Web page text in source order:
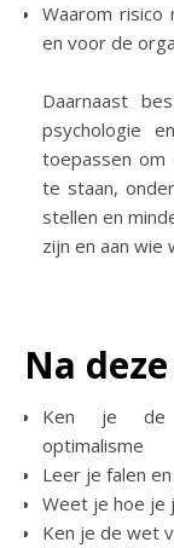
Waarom
en voor de
Daarnaast
psychologie
toepassen om
te staan,
stellen en
zijn en aan wie
Na
Ken je de
optimalisme
Leer je falen
Weet je hoe je
Ken je de wet